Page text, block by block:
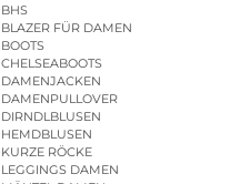
BHS
BLAZER FÜR DAMEN
BOOTS
CHELSEABOOTS
DAMENJACKEN
DAMENPULLOVER
DIRNDLBLUSEN
HEMDBLUSEN
KURZE RÖCKE
LEGGINGS DAMEN